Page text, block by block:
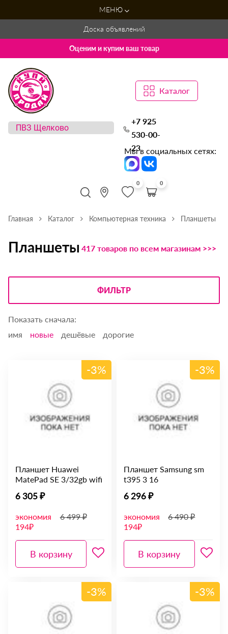
МЕНЮ
Доска объявлений
Оценим и купим ваш товар
Каталог
+7 925
530-00-
23
Мы в социальных сетях:
0 0
Главная Каталог Компьютерная техника Планшеты
Планшеты 417 товаров по всем магазинам >>>
ФИЛЬТР
Показать сначала:
имя
новые дешёвые дорогие
-3%
Планшет Huawei
MatePad SE 3/32gb wifi
6 305 ₽
экономия
194₽
6 499 ₽
В корзину
-3%
Планшет Samsung sm
t395 3 16
6 296 ₽
экономия
194₽
6 490 ₽
В корзину
-3% -3%